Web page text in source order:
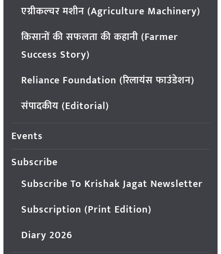
एग्रीकल्चर मशीन (Agriculture Machinery)
किसानों की सफलता की कहानी (Farmer
Success Story)
Reliance Foundation (रिलायंस फाउंडेशन)
संपादकीय (Editorial)
Events
Subscribe
Subscribe To Krishak Jagat Newsletter
Subscription (Print Edition)
Diary 2026